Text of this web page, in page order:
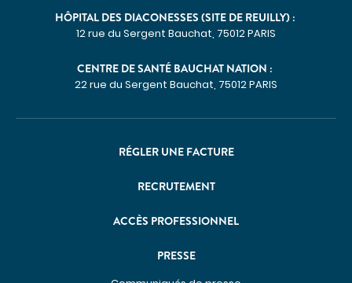
Cancérologie
Endométriose
Incontinence et prolapsus
HÔPITAL DES DIACONESSES (SITE DE REUILLY) :
12 rue du Sergent Bauchat, 75012 PARIS
CENTRE DE SANTÉ BAUCHAT NATION :
22 rue du Sergent Bauchat, 75012 PARIS
RÉGLER UNE FACTURE
RECRUTEMENT
ACCÈS PROFESSIONNEL
PRESSE